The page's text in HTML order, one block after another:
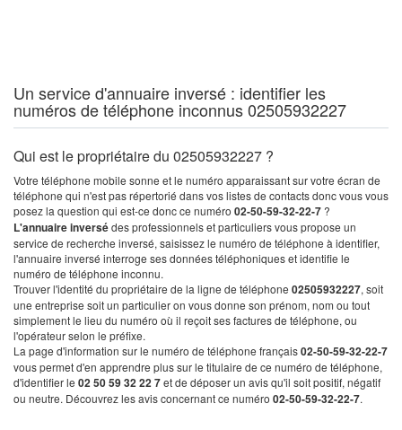
Un service d'annuaire inversé : identifier les
numéros de téléphone inconnus 02505932227
Qui est le propriétaire du 02505932227 ?
Votre téléphone mobile sonne et le numéro apparaissant sur votre écran de
téléphone qui n'est pas répertorié dans vos listes de contacts donc vous vous
posez la question qui est-ce donc ce numéro 02-50-59-32-22-7 ?
L'annuaire inversédes professionnels et particuliers vous propose un
service de recherche inversé, saisissez le numéro de téléphone à identifier,
l'annuaire inversé interroge ses données téléphoniques et identifie le
numéro de téléphone inconnu.
Trouver l'identité du propriétaire de la ligne de téléphone 02505932227, soit
une entreprise soit un particulier on vous donne son prénom, nom ou tout
simplement le lieu du numéro où il reçoit ses factures de téléphone, ou
l'opérateur selon le préfixe.
La page d'information sur le numéro de téléphone français02-50-59-32-22-7
vous permet d'en apprendre plus sur le titulaire de ce numéro de téléphone,
d'identifier le 02 50 59 32 22 7et de déposer un avis qu'il soit positif, négatif
ou neutre. Découvrez les avis concernant ce numéro 02-50-59-32-22-7.